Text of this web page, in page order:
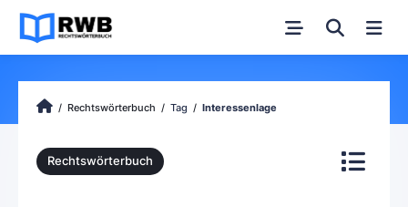
Rechtswörterbuch Tag Interessenlage
Rechtswörterbuch